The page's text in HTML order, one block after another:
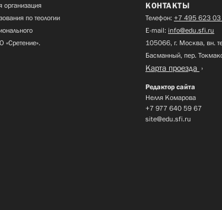
организация
по теологии
«Сретение».
КОНТАКТЫ
Телефон: +7 495 623
E-mail: info@edu.sfi.ru
105066, г. Москва, вн.
Басманный, пер.
Карта проезда
Редактор сайта
Нелля Комарова
+7 977 640 59 67
site@edu.sfi.ru